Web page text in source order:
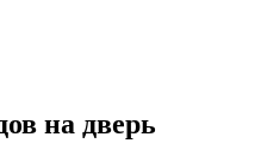
на дверь